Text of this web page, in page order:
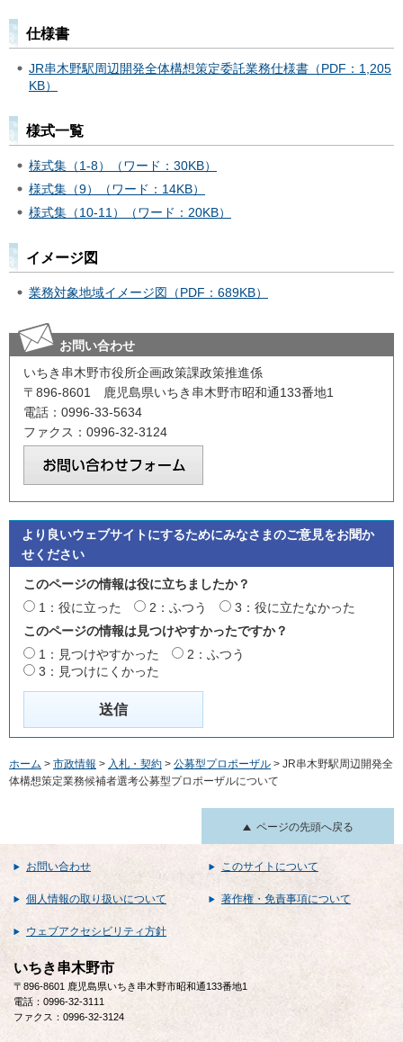
仕様書
JR串木野駅周辺開発全体構想策定委託業務仕様書（PDF：1,205
KB）
様式一覧
様式集（1-8）（ワード：30KB）
様式集（9）（ワード：14KB）
様式集（10-11）（ワード：20KB）
イメージ図
業務対象地域イメージ図（PDF：689KB）
お問い合わせ
いちき串木野市役所企画政策課政策推進係
〒896-8601 鹿児島県いちき串木野市昭和通133番地1
電話：0996-33-5634
ファクス：0996-32-3124
より良いウェブサイトにするためにみなさまのご意見をお聞か
せください
このページの情報は役に立ちましたか？
1：役に立った
2：ふつう
3：役に立たなかった
このページの情報は見つけやすかったですか？
1：見つけやすかった
2：ふつう
3：見つけにくかった
ホーム > 市政情報 > 入札・契約 > 公募型プロポーザル > JR串木野駅周辺開発全
体構想策定業務候補者選考公募型プロポーザルについて
ページの先頭へ戻る
お問い合わせ このサイトについて
個人情報の取り扱いについて 著作権・免責事項について
ウェブアクセシビリティ方針
いちき串木野市
〒896-8601 鹿児島県いちき串木野市昭和通133番地1
電話：0996-32-3111
ファクス：0996-32-3124